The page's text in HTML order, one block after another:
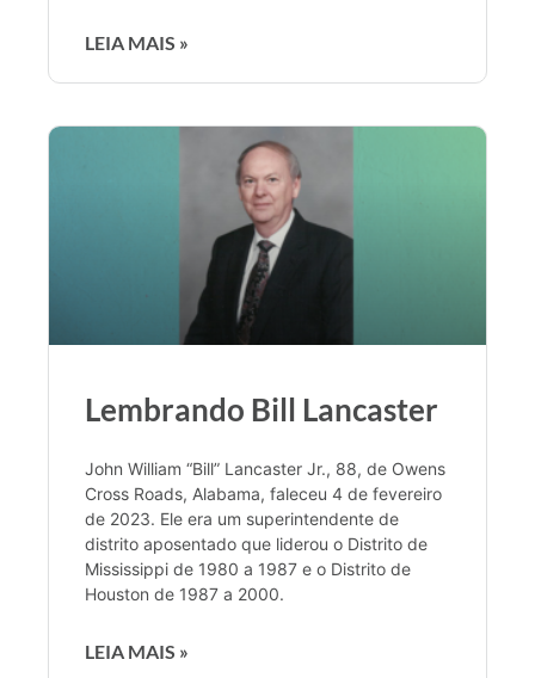
LEIA MAIS »
Lembrando Bill Lancaster
John William “Bill” Lancaster Jr., 88, de Owens
Cross Roads, Alabama, faleceu 4 de fevereiro
de 2023. Ele era um superintendente de
distrito aposentado que liderou o Distrito de
Mississippi de 1980 a 1987 e o Distrito de
Houston de 1987 a 2000.
LEIA MAIS »